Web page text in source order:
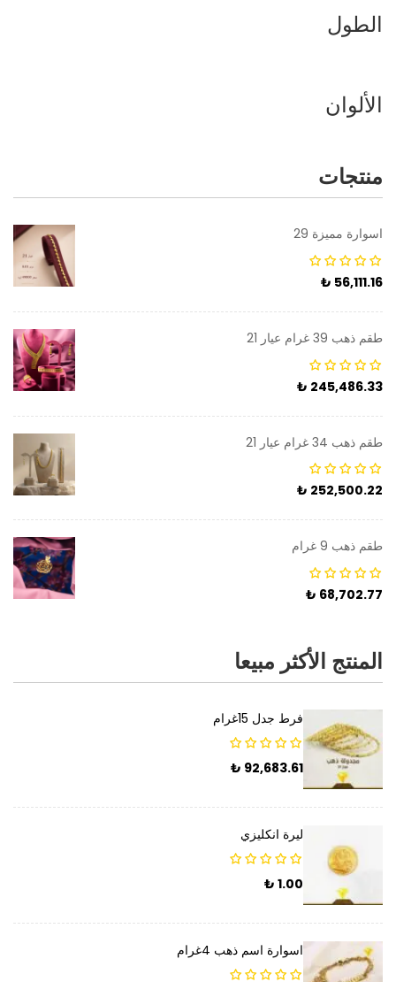
الطول
الألوان
منتجات
اسوارة مميزة 29
₺ 56,111.16
طقم ذهب 39 غرام عيار 21
₺ 245,486.33
طقم ذهب 34 غرام عيار 21
₺ 252,500.22
طقم ذهب 9 غرام
₺ 68,702.77
المنتج الأكثر مبيعا
فرط جدل 15غرام
₺ 92,683.61
ليرة انكليزي
₺ 1.00
اسوارة اسم ذهب 4غرام